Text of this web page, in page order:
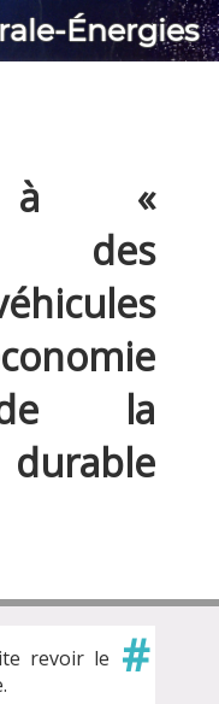
Énergies
à «
des
de la
revoir le #